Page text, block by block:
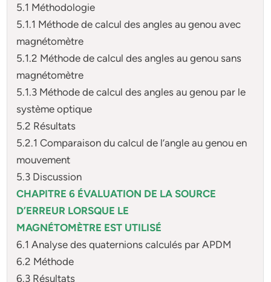
5.1 Méthodologie
5.1.1 Méthode de calcul des angles au genou avec
magnétomètre
5.1.2 Méthode de calcul des angles au genou sans
magnétomètre
5.1.3 Méthode de calcul des angles au genou par le
système optique
5.2 Résultats
5.2.1 Comparaison du calcul de l’angle au genou en
mouvement
5.3 Discussion
CHAPITRE 6 ÉVALUATION DE LA SOURCE
D’ERREUR LORSQUE LE
MAGNÉTOMÈTRE EST UTILISÉ
6.1 Analyse des quaternions calculés par APDM
6.2 Méthode
6.3 Résultats